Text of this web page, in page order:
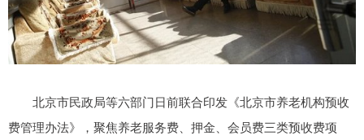
北京市民政局等六部门日前联合印发《北京市养老机构预收
费管理办法》，聚焦养老服务费、押金、会员费三类预收费项